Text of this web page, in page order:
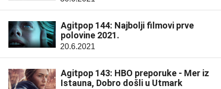
Agitpop 144: Najbolji filmovi prve
polovine 2021.
20.6.2021
Agitpop 143: HBO preporuke - Mer iz
Istauna, Dobro došli u Utmark